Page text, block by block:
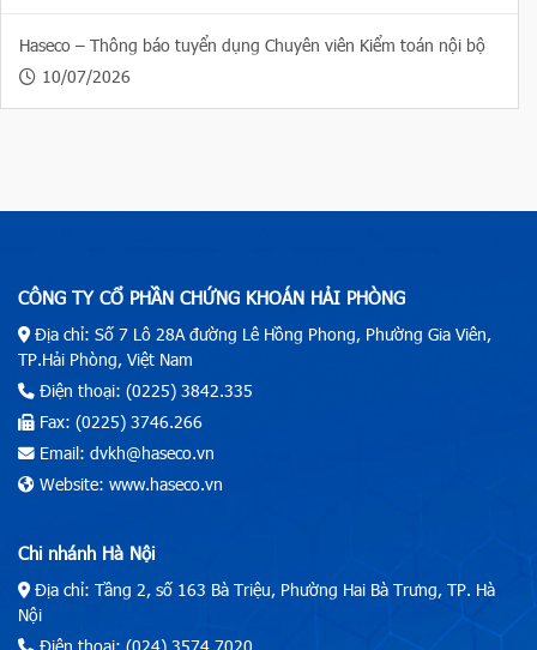
Haseco – Thông báo tuyển dụng Chuyên viên Kiểm toán nội bộ
10/07/2026
CÔNG TY CỔ PHẦN CHỨNG KHOÁN HẢI PHÒNG
Địa chỉ: Số 7 Lô 28A đường Lê Hồng Phong, Phường Gia Viên,
TP.Hải Phòng, Việt Nam
Điện thoại: (0225) 3842.335
Fax: (0225) 3746.266
Email: dvkh@haseco.vn
Website: www.haseco.vn
Chi nhánh Hà Nội
Địa chỉ: Tầng 2, số 163 Bà Triệu, Phường Hai Bà Trưng, TP. Hà
Nội